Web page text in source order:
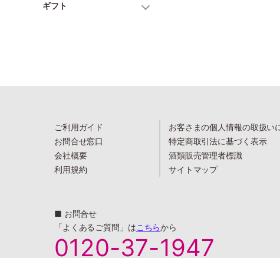
ギフト
ご利用ガイド
お問合せ窓口
会社概要
利用規約
お客さまの個人情報の取扱い
特定商取引法に基づく表示
酒類販売管理者標識
サイトマップ
■ お問合せ
「よくあるご質問」はこちらから
0120-37-1947